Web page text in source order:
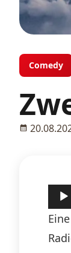
Comedy